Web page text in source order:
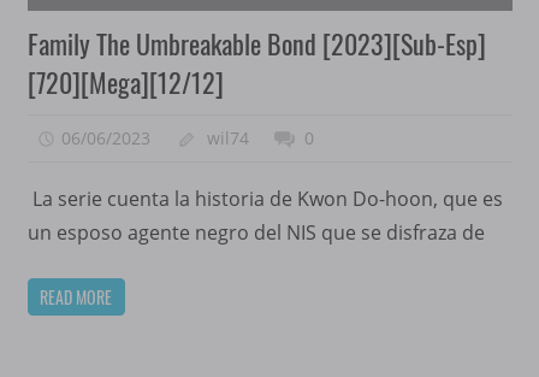
Family The Umbreakable Bond [2023][Sub-Esp]
[720][Mega][12/12]
06/06/2023 wil74 0
La serie cuenta la historia de Kwon Do-hoon, que es
un esposo agente negro del NIS que se disfraza de
READ MORE